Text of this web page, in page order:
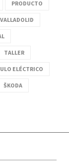
PRODUCTO
TALLER
ELÉCTRICO
ŠKODA